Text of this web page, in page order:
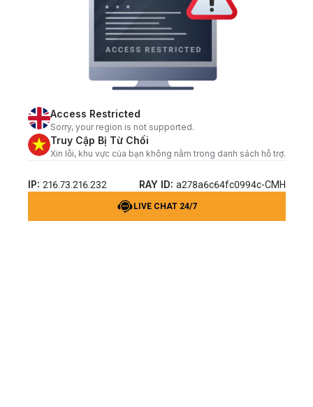
Access Restricted
Sorry, your region is not supported.
Truy Cập Bị Từ Chối
Xin lỗi, khu vực của bạn không nằm trong danh sách hỗ trợ.
IP: 216.73.216.232 RAY ID: a278a6c64fc0994c-CMH
LIVE CHAT 24/7